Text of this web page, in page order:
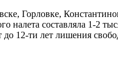
Горловке,
составляла 1-2
до 12-ти лет лишения